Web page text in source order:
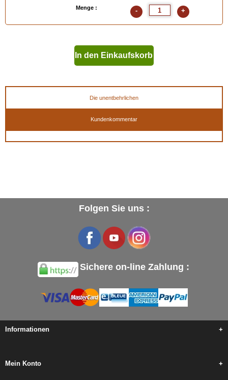
Menge :
- +
In den Einkaufskorb
Die unentbehrlichen
Kundenkommentar
Folgen Sie uns :
Sichere on-line Zahlung :
Informationen +
Mein Konto +